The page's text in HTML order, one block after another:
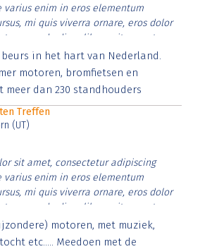
varius enim in eros elementum
mi quis viverra ornare, eros dolor
commodo diam libero vitae erat.
nibh et justo cursus id rutrum lorem
sem vitae risus tristique posuere.
in het hart van Nederland.
motoren, bromfietsen en
meer dan 230 standhouders
Treffen
(UT)
sit amet, consectetur adipiscing
varius enim in eros elementum
mi quis viverra ornare, eros dolor
commodo diam libero vitae erat.
et justo cursus id rutrum lorem
sem vitae risus tristique posuere.
motoren, met muziek,
etc..... Meedoen met de